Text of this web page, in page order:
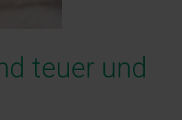
teuer und